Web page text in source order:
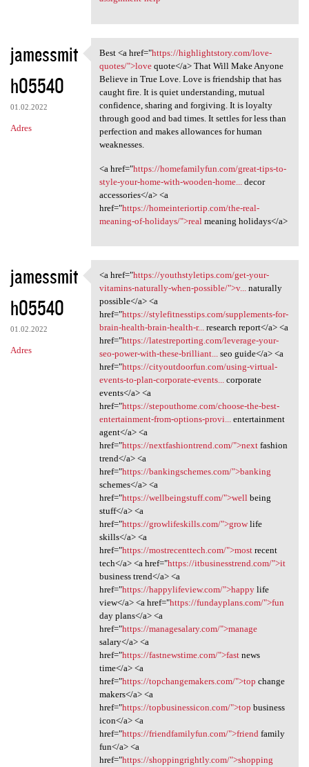
jamessmit
h05540
01.02.2022
Adres
Best <a href="https:/
Best <a href="https://highlightstory.com/love-
quotes/">lovequote</a> That Will Make Anyone
Believe in True Love. Love is friendship that has
caught fire. It is quiet understanding, mutual
confidence, sharing and forgiving. It is loyalty
through good and bad times. It settles for less than
perfection and makes allowances for human
weaknesses.
<a href="https://homefamilyfun.com/great-tips-to-
style-your-home-with-wooden-home...
decor
accessories</a> <a
href="https://homeinteriortip.com/the-real-
meaning-of-holidays/">real meaning holidays</a>
jamessmit
h05540
01.02.2022
Adres
<a href="https:/
<a href="https://youthstyletips.com/get-your-
vitamins-naturally-when-possible/">v...naturally
possible</a> <a
href="https://stylefitnesstips.com/supplements-for-
brain-health-brain-health-r...research report</a> <a
href="https://latestreporting.com/leverage-your-
seo-power-with-these-brilliant...seo guide</a> <a
href="https://cityoutdoorfun.com/using-virtual-
events-to-plan-corporate-events...corporate
events</a> <a
href="https://stepouthome.com/choose-the-best-
entertainment-from-options-provi...entertainment
agent</a> <a
href="https://nextfashiontrend.com/">nextfashion
trend</a> <a
href="https://bankingschemes.com/">banking
schemes</a> <a
href="https://wellbeingstuff.com/">wellbeing
stuff</a> <a
href="https://growlifeskills.com/">growlife
skills</a> <a
href="https://mostrecenttech.com/">mostrecent
tech</a> <a href="https://itbusinesstrend.com/">it
business trend</a> <a
href="https://happylifeview.com/">happylife
view</a> <a href="https://fundayplans.com/">fun
day plans</a> <a
href="https://managesalary.com/">manage
salary</a> <a
href="https://fastnewstime.com/">fastnews
time</a> <a
href="https://topchangemakers.com/">top change
makers</a> <a
href="https://topbusinessicon.com/">top business
icon</a> <a
href="https://friendfamilyfun.com/">friendfamily
fun</a> <a
href="https://shoppingrightly.com/">shopping